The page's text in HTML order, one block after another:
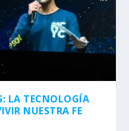
LA TECNOLOGÍA
NUESTRA FE